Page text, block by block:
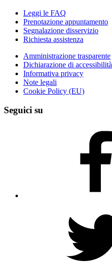
Leggi le FAQ
Prenotazione appuntamento
Segnalazione disservizio
Richiesta assistenza
Amministrazione trasparente
Dichiarazione di accessibilità
Informativa privacy
Note legali
Cookie Policy (EU)
Seguici su